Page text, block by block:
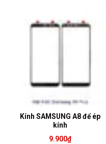
Kính SAMSUNG A8 để ép
kính
9.900₫